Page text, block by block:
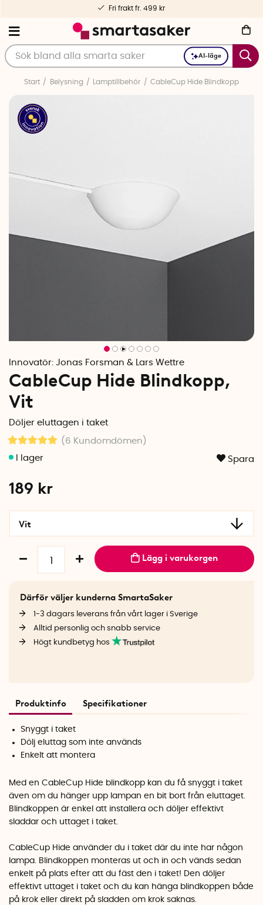
AI-läge
Fri frakt fr. 499 kr
Start Belysning Lamptillbehör CableCup Hide Blindkopp
Innovatör: Jonas Forsman & Lars Wettre
CableCup Hide Blindkopp,
Vit
Döljer eluttagen i taket
(6 Kundomdömen )
Spara
189 kr
Vit
Lägg i varukorgen
Därför väljer kunderna SmartaSaker
1-3 dagars leverans från vårt lager i Sverige
Alltid personlig och snabb service
Högt kundbetyg hos
Produktinfo Specifikationer
Snyggt i taket
Dölj eluttag som inte används
Enkelt att montera
Med en CableCup Hide blindkopp kan du få snyggt i taket
även om du hänger upp lampan en bit bort från eluttaget.
Blindkoppen är enkel att installera och döljer effektivt
sladdar och uttaget i taket.
CableCup Hide använder du i taket där du inte har någon
lampa. Blindkoppen monteras ut och in och vänds sedan
enkelt på plats efter att du fäst den i taket! Den döljer
effektivt uttaget i taket och du kan hänga blindkoppen både
på krok eller direkt på sladden om krok saknas.